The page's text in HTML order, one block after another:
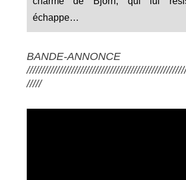
échappe…
BANDE-ANNONCE
/////